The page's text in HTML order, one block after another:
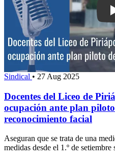
Sindical • 27 Aug 2025
Docentes del Liceo de
ocupación ante plan
reconocimiento facial
Aseguran que se trata de una
medidas desde el 1.º de